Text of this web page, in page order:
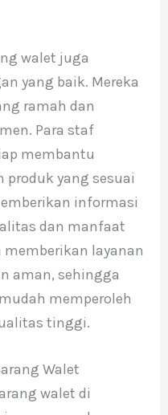
walet juga
yang baik. Mereka
ramah dan
Para staf
membantu
yang sesuai
informasi
dan manfaat
memberikan layanan
aman, sehingga
memperoleh
tinggi.
Walet
walet di